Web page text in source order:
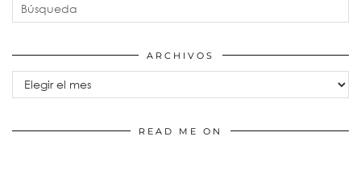
ARCHIVOS
Archivos
READ ME ON